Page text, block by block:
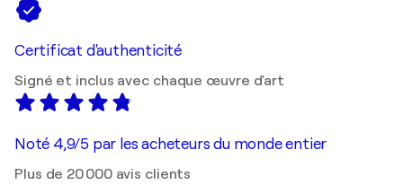
Certificat d'authenticité
Signé et inclus avec chaque œuvre d'art
Noté 4,9/5 par les acheteurs du monde entier
Plus de 20 000 avis clients